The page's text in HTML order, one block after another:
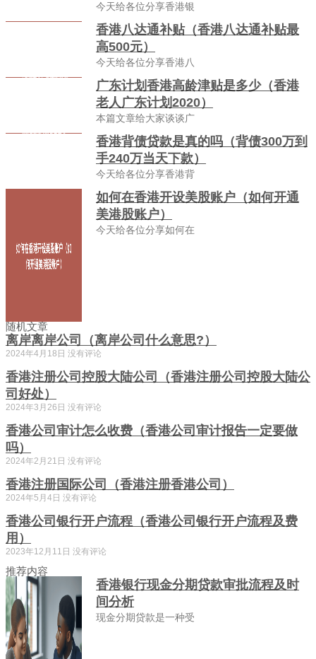
今天给各位分享香港银
香港八达通补贴（香港八达通补贴最
高500元）
今天给各位分享香港八
广东计划香港高龄津贴是多少（香港
老人广东计划2020）
本篇文章给大家谈谈广
香港背债贷款是真的吗（背债300万到
手240万当天下款）
今天给各位分享香港背
如何在香港开设美股账户（如何开通
美港股账户）
今天给各位分享如何在
随机文章
离岸离岸公司（离岸公司什么意思?）
2024年4月18日 没有评论
香港注册公司控股大陆公司（香港注册公司控股大陆公
司好处）
2024年3月26日 没有评论
香港公司审计怎么收费（香港公司审计报告一定要做
吗）
2024年2月21日 没有评论
香港注册国际公司（香港注册香港公司）
2024年5月4日 没有评论
香港公司银行开户流程（香港公司银行开户流程及费
用）
2023年12月11日 没有评论
推荐内容
香港银行现金分期贷款审批流程及时
间分析
现金分期贷款是一种受